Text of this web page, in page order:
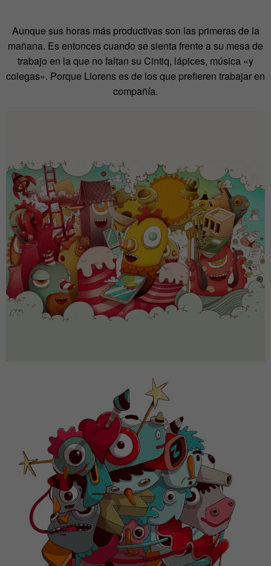
Aunque sus horas más productivas son las primeras de la
mañana. Es entonces cuando se sienta frente a su mesa de
trabajo en la que no faltan su Cintiq, lápices, música «y
colegas». Porque Llorens es de los que prefieren trabajar en
compañía.